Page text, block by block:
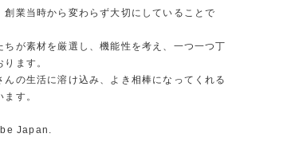
創業当時から変わらず大切にしていることで
ちが素材を厳選し、機能性を考え、一つ一つ丁
ます。
の生活に溶け込み、よき相棒になってくれる
す。
Japan.